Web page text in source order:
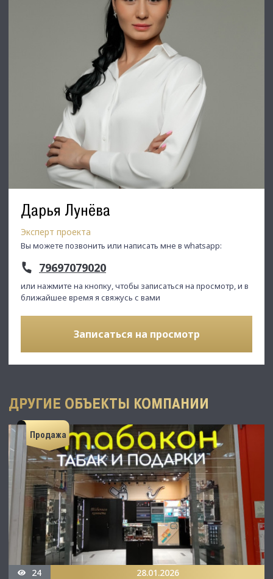
Дарья Лунёва
Эксперт проекта
Вы можете позвонить или написать мне в whatsapp:
79697079020
или нажмите на кнопку, чтобы записаться на просмотр, и в
ближайшее время я свяжусь с вами
Записаться на просмотр
ДРУГИЕ ОБЪЕКТЫ КОМПАНИИ
Продажа
24 28.01.2026